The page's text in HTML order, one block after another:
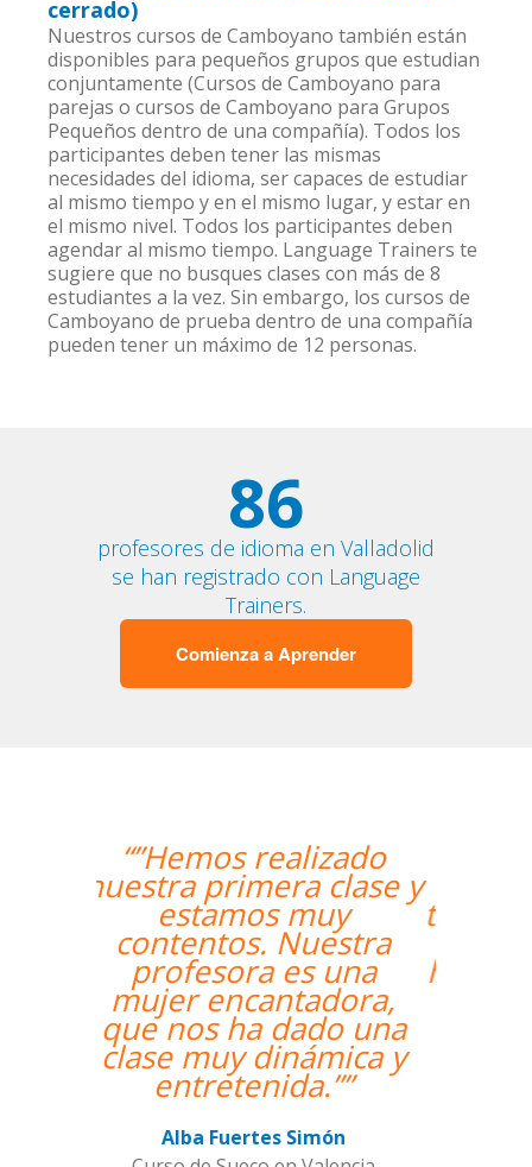
cerrado)
Nuestros cursos de Camboyano también están
disponibles para pequeños grupos que estudian
conjuntamente (Cursos de Camboyano para
parejas o cursos de Camboyano para Grupos
Pequeños dentro de una compañía). Todos los
participantes deben tener las mismas
necesidades del idioma, ser capaces de estudiar
al mismo tiempo y en el mismo lugar, y estar en
el mismo nivel. Todos los participantes deben
agendar al mismo tiempo. Language Trainers te
sugiere que no busques clases con más de 8
estudiantes a la vez. Sin embargo, los cursos de
Camboyano de prueba dentro de una compañía
pueden tener un máximo de 12 personas.
86
profesores de idioma en Valladolid
se han registrado con Language
Trainers.
Comienza a Aprender
“”The course is going
well and Eugenia, my
teacher, is fantastic. My
communication skills
have improved greatly.
I'm really enjoying the
lessons!””
Miguel Eufrasio
Groupe GM